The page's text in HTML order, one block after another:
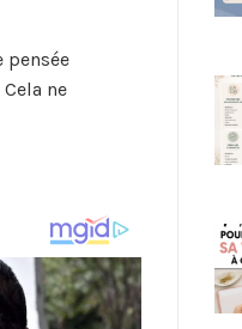
pensée
ne